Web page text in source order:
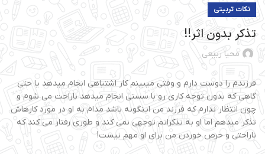
نکات تربیتی
تذکر بدون اثر!!
محیا ربیعی
فرزندم را دوست دارم و وقتی میبینم کار اشتباهی انجام میدهد یا حتی
گاهی که بدون توجه کاری رو با سستی انجام میدهد ناراحت می شوم و
چون انتظار ندارم که فرزند من اینگونه باشد مدام به او در مورد کارهاش
تذکر میدهم اما او به تذکراتم توجهی نمی کند و طوری رفتار می کند که
ناراحتی و حرص خوردن من برای او مهم نیست!